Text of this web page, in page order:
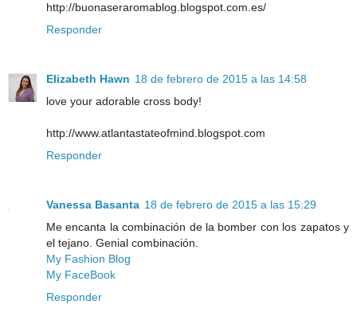
http://buonaseraromablog.blogspot.com.es/
Responder
Elizabeth Hawn 18 de febrero de 2015 a las 14:58
love your adorable cross body!
http://www.atlantastateofmind.blogspot.com
Responder
Vanessa Basanta 18 de febrero de 2015 a las 15:29
Me encanta la combinación de la bomber con los zapatos y
el tejano. Genial combinación.
My Fashion Blog
My FaceBook
Responder